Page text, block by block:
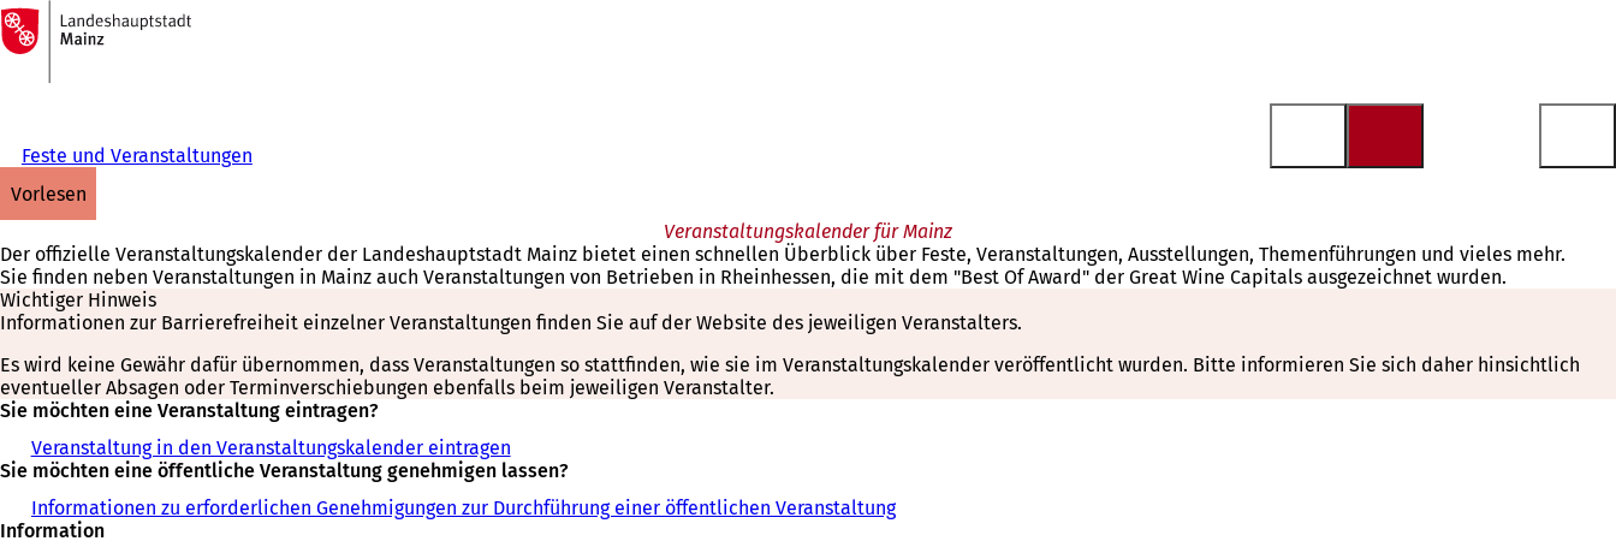
Inhalt anspringen
Zur
Startseite
Feste und Veranstaltungen
vorlesen
Veranstaltungskalender für Mainz
Der offizielle Veranstaltungskalender der Landeshauptstadt Mainz bietet einen schnellen Überblick über Feste, Veranstaltungen, Ausstellungen, Themenführungen und vieles mehr.
Sie finden neben Veranstaltungen in Mainz auch Veranstaltungen von Betrieben in Rheinhessen, die mit dem "Best Of Award" der Great Wine Capitals ausgezeichnet wurden.
Wichtiger Hinweis
Informationen zur Barrierefreiheit einzelner Veranstaltungen finden Sie auf der Website des jeweiligen Veranstalters.
Es wird keine Gewähr dafür übernommen, dass Veranstaltungen so stattfinden, wie sie im Veranstaltungskalender veröffentlicht wurden. Bitte informieren Sie sich daher hinsichtlich
eventueller Absagen oder Terminverschiebungen ebenfalls beim jeweiligen Veranstalter.
Sie möchten eine Veranstaltung eintragen?
Veranstaltung in den Veranstaltungskalender eintragen
Sie möchten eine öffentliche Veranstaltung genehmigen lassen?
Informationen zu erforderlichen Genehmigungen zur Durchführung einer öffentlichen Veranstaltung
Information